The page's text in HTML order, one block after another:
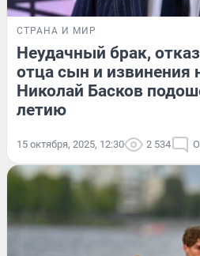
СТРАНА И МИР
Неудачный брак,
отца сын и извинения
Николай Басков
летию
15 октября, 2025, 12:30 2 534